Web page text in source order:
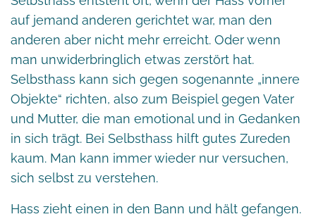
auf jemand anderen gerichtet war, man den
anderen aber nicht mehr erreicht. Oder wenn
man unwiderbringlich etwas zerstört hat.
Selbsthass kann sich gegen sogenannte „innere
Objekte“ richten, also zum Beispiel gegen Vater
und Mutter, die man emotional und in Gedanken
in sich trägt. Bei Selbsthass hilft gutes Zureden
kaum. Man kann immer wieder nur versuchen,
sich selbst zu verstehen.
Hass zieht einen in den Bann und hält gefangen.